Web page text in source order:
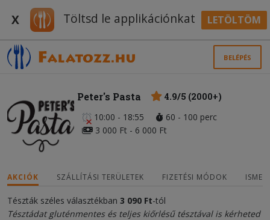
X Töltsd le applikációnkat LETÖLTÖM
BELÉPÉS
Peter's Pasta
4.9/5 (2000+)
10:00 - 18:55
60 - 100 perc
3 000 Ft - 6 000 Ft
AKCIÓK SZÁLLÍTÁSI TERÜLETEK FIZETÉSI MÓDOK
Tészták széles választékban 3 090 Ft-tól
Tésztádat gluténmentes és teljes kiőrlésű tésztával is kérheted